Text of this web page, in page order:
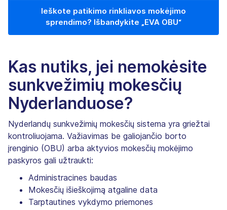
Ieškote patikimo rinkliavos mokėjimo
sprendimo? Išbandykite „EVA OBU“
Kas nutiks, jei nemokėsite
sunkvežimių mokesčių
Nyderlanduose?
Nyderlandų sunkvežimių mokesčių sistema yra griežtai
kontroliuojama. Važiavimas be galiojančio borto
įrenginio (OBU) arba aktyvios mokesčių mokėjimo
paskyros gali užtraukti:
Administracines baudas
Mokesčių išieškojimą atgaline data
Tarptautines vykdymo priemones